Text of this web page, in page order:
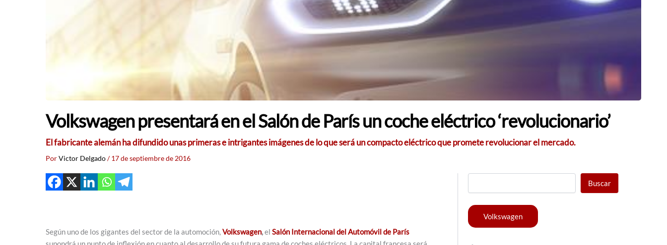
Volkswagen presentará en el Salón de París un coche eléctrico ‘revolucionario’
El fabricante alemán ha difundido unas primeras e intrigantes imágenes de lo que será un compacto eléctrico que promete revolucionar el mercado.
PorVictor Delgado/17 de septiembre de 2016
Según uno de los gigantes del sector de la automoción, Volkswagen,el Salón Internacional del Automóvil de París
Buscar
Volkswagen